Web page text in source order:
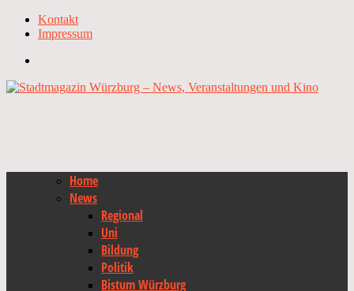
Kontakt
Impressum
Home
News
Regional
Uni
Bildung
Politik
Bistum Würzburg